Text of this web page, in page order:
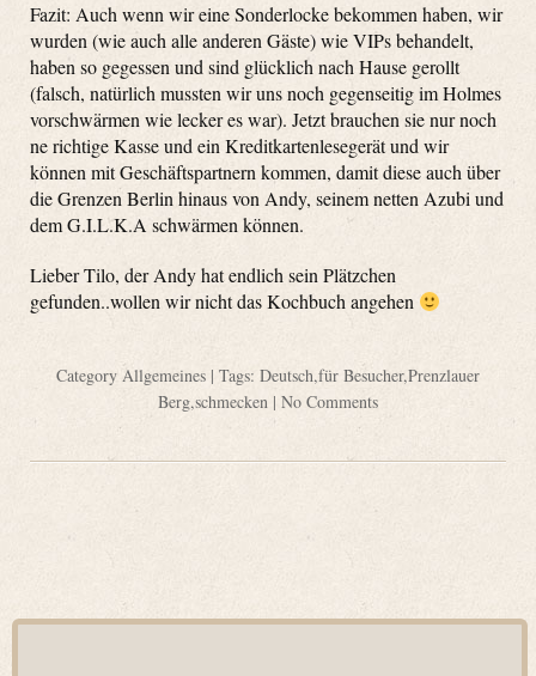
Fazit: Auch wenn wir eine Sonderlocke bekommen haben, wir
wurden (wie auch alle anderen Gäste) wie VIPs behandelt,
haben so gegessen und sind glücklich nach Hause gerollt
(falsch, natürlich mussten wir uns noch gegenseitig im Holmes
vorschwärmen wie lecker es war). Jetzt brauchen sie nur noch
ne richtige Kasse und ein Kreditkartenlesegerät und wir
können mit Geschäftspartnern kommen, damit diese auch über
die Grenzen Berlin hinaus von Andy, seinem netten Azubi und
dem G.I.L.K.A schwärmen können.
Lieber Tilo, der Andy hat endlich sein Plätzchen
gefunden..wollen wir nicht das Kochbuch angehen
Category Allgemeines | Tags: Deutsch,für Besucher,Prenzlauer
Berg,schmecken | No Comments